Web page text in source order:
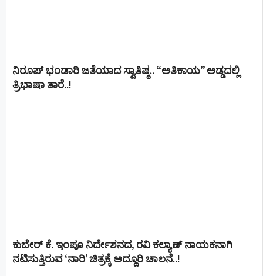
ನಿರೂಪ್ ಭಂಡಾರಿ ಜತೆಯಾದ ಸ್ವಾತಿಷ್ಠ.. “ಅತಿಕಾಯ” ಅಡ್ಡದಲ್ಲಿ
ತ್ರಿಭಾಷಾ ತಾರೆ..!
ಕುಬೇರ್ ಕೆ. ಇಂಪೂ ನಿರ್ದೇಶನದ, ರವಿ ಕಲ್ಯಾಣ್‍ ನಾಯಕನಾಗಿ
ನಟಿಸುತ್ತಿರುವ ‘ನಾರಿ’ ಚಿತ್ರಕ್ಕೆ ಅದ್ದೂರಿ ಚಾಲನೆ..!